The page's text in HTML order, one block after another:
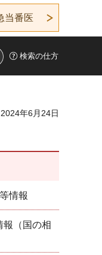
当番医
検索の仕方
年6月24日
情報
報（国の相